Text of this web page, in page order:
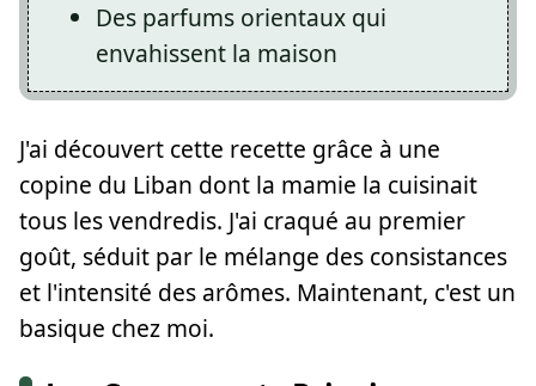
Des parfums orientaux qui
envahissent la maison
J'ai découvert cette recette grâce à une
copine du Liban dont la mamie la cuisinait
tous les vendredis. J'ai craqué au premier
goût, séduit par le mélange des consistances
et l'intensité des arômes. Maintenant, c'est un
basique chez moi.